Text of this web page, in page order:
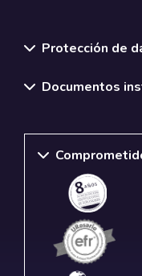
Protección de
Documentos